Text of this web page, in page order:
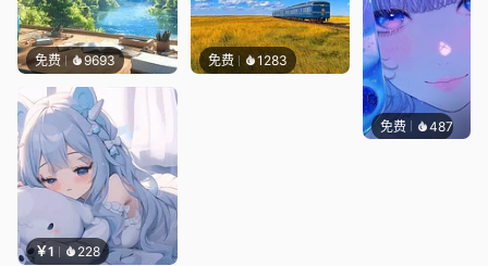
免费 9693 免费 1283
￥1 228
免费 487辰东